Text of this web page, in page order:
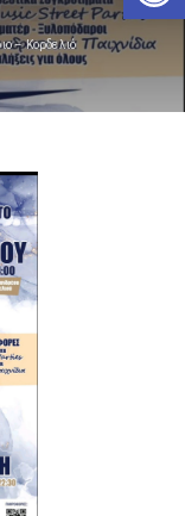
– Κορδελιό